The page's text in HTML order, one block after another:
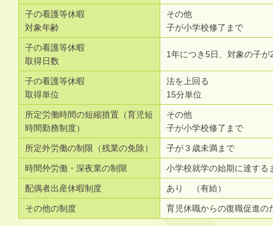
子の看護等休暇
対象年齢
その他
子が小学校修了まで
子の看護等休暇
取得日数
1年につき5日、対象の子
子の看護等休暇
取得単位
法を上回る
15分単位
所定労働時間の短縮措置（育児短
時間勤務制度）
その他
子が小学校修了まで
所定外労働の制限（残業の免除） 子が３歳未満まで
時間外労働・深夜業の制限 小学校就学の始期に達する
配偶者出産休暇制度 あり （有給）
その他の制度 育児休職からの復職促進の